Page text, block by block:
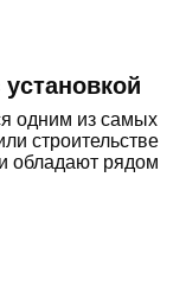
одним из самых
строительстве
обладают рядом